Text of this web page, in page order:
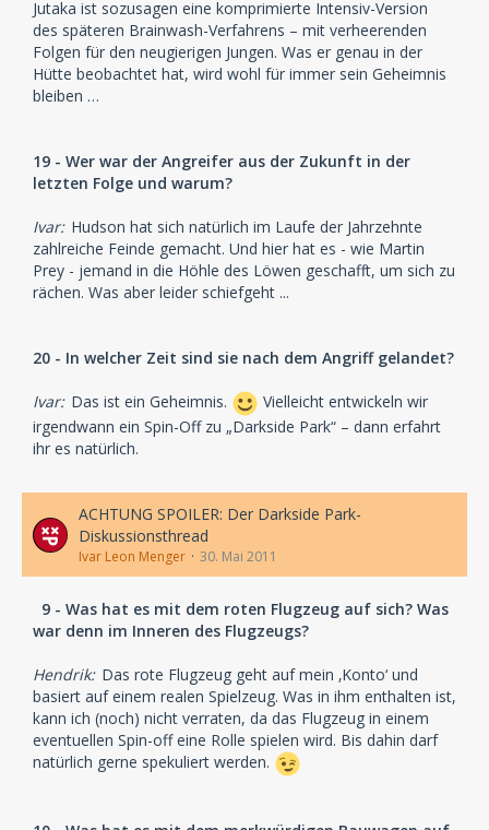
Jutaka ist sozusagen eine komprimierte Intensiv-Version
des späteren Brainwash-Verfahrens – mit verheerenden
Folgen für den neugierigen Jungen. Was er genau in der
Hütte beobachtet hat, wird wohl für immer sein Geheimnis
bleiben …
19 - Wer war der Angreifer aus der Zukunft in der
letzten Folge und warum?
Ivar: Hudson hat sich natürlich im Laufe der Jahrzehnte
zahlreiche Feinde gemacht. Und hier hat es - wie Martin
Prey - jemand in die Höhle des Löwen geschafft, um sich zu
rächen. Was aber leider schiefgeht ...
20 - In welcher Zeit sind sie nach dem Angriff gelandet?
Ivar: Das ist ein Geheimnis.
Vielleicht entwickeln wir
irgendwann ein Spin-Off zu „Darkside Park“ – dann erfahrt
ihr es natürlich.
ACHTUNG SPOILER: Der Darkside Park-
Diskussionsthread
Ivar Leon Menger 30. Mai 2011
9 - Was hat es mit dem roten Flugzeug auf sich? Was
war denn im Inneren des Flugzeugs?
Hendrik: Das rote Flugzeug geht auf mein ‚Konto‘ und
basiert auf einem realen Spielzeug. Was in ihm enthalten ist,
kann ich (noch) nicht verraten, da das Flugzeug in einem
eventuellen Spin-off eine Rolle spielen wird. Bis dahin darf
natürlich gerne spekuliert werden.